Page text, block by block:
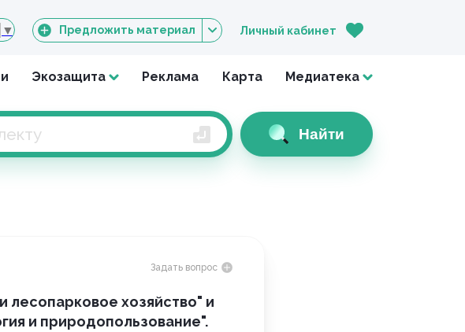
▼ Предложить материал Личный кабинет
Экозащита Реклама Карта Медиатека
Найти
Задать вопрос
лесопарковое хозяйство" и
и природопользование".